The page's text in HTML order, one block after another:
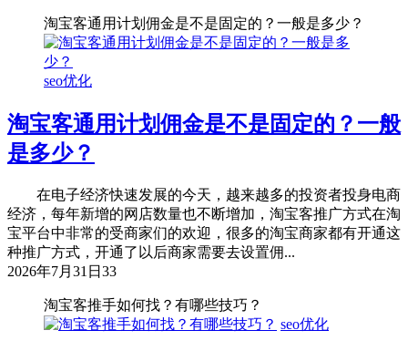
淘宝客通用计划佣金是不是固定的？一般是多少？
seo优化
淘宝客通用计划佣金是不是固定的？一般
是多少？
在电子经济快速发展的今天，越来越多的投资者投身电商
经济，每年新增的网店数量也不断增加，淘宝客推广方式在淘
宝平台中非常的受商家们的欢迎，很多的淘宝商家都有开通这
种推广方式，开通了以后商家需要去设置佣...
2026年7月31日 33
淘宝客推手如何找？有哪些技巧？
seo优化